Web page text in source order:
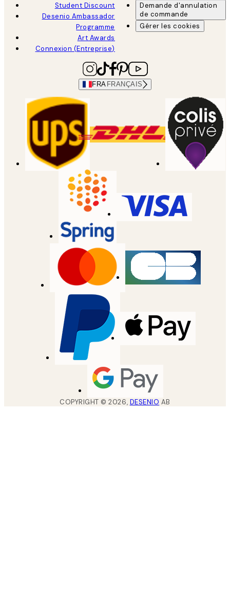
Student Discount
Desenio Ambassador
Programme
Art Awards
Connexion (Entreprise)
Demande d'annulation
de commande
Gérer les cookies
FRA FRANÇAIS
COPYRIGHT ©2026, DESENIO AB